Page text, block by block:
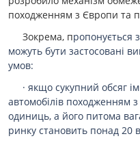
походженням з Європи та
Зокрема, пропонується
можуть бути застосовані
умов:
· якщо сукупний обсяг
автомобілів походженням
одиниць, а його питома
ринку становить понад 20